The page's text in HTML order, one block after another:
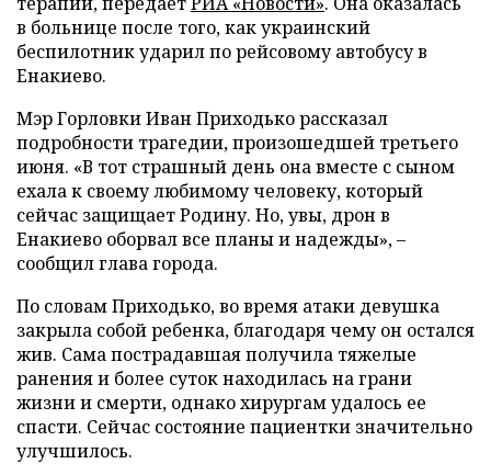
в больнице после того, как украинский
беспилотник ударил по рейсовому автобусу в
Енакиево.
Мэр Горловки Иван Приходько рассказал
подробности трагедии, произошедшей третьего
июня. «В тот страшный день она вместе с сыном
ехала к своему любимому человеку, который
сейчас защищает Родину. Но, увы, дрон в
Енакиево оборвал все планы и надежды», –
сообщил глава города.
По словам Приходько, во время атаки девушка
закрыла собой ребенка, благодаря чему он остался
жив. Сама пострадавшая получила тяжелые
ранения и более суток находилась на грани
жизни и смерти, однако хирургам удалось ее
спасти. Сейчас состояние пациентки значительно
улучшилось.